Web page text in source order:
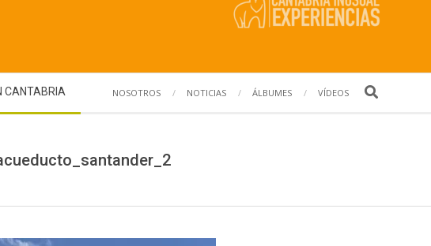
CANTABRIA NOSOTROS NOTICIAS ÁLBUMES VÍDEOS Search